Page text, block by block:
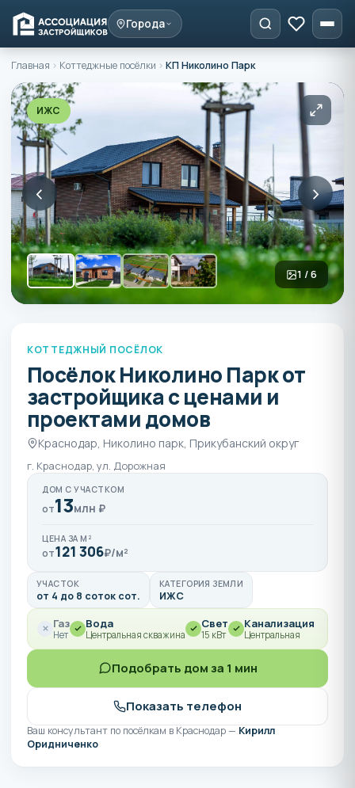
Города
Главная › Коттеджные посёлки › КП Николино Парк
ИЖС
‹ ›
1 / 6
КОТТЕДЖНЫЙ ПОСЁЛОК
Посёлок Николино Парк от
застройщика с ценами и
проектами домов
Краснодар, Николино парк, Прикубанский округ
г. Краснодар, ул. Дорожная
ДОМ С УЧАСТКОМ
от13млн ₽
ЦЕНА ЗА М²
от121 306₽/м²
УЧАСТОК
от 4 до 8 соток сот.
КАТЕГОРИЯ ЗЕМЛИ
ИЖС
Газ
Нет
Вода
Центральная скважина
Свет
15 кВт
Канализация
Центральная
Подобрать дом за 1 мин
Показать телефон
Ваш консультант по посёлкам в Краснодар — Кирилл
Оридниченко